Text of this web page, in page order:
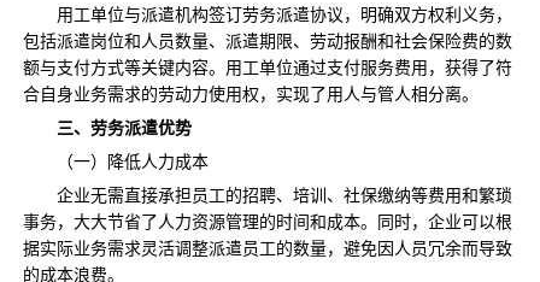
用工单位与派遣机构签订劳务派遣协议，明确双方权利义务，
包括派遣岗位和人员数量、派遣期限、劳动报酬和社会保险费的数
额与支付方式等关键内容。用工单位通过支付服务费用，获得了符
合自身业务需求的劳动力使用权，实现了用人与管人相分离。​
三、劳务派遣优势​
（一）降低人力成本
企业无需直接承担员工的招聘、培训、社保缴纳等费用和繁琐
事务，大大节省了人力资源管理的时间和成本。同时，企业可以根
据实际业务需求灵活调整派遣员工的数量，避免因人员冗余而导致
的成本浪费。